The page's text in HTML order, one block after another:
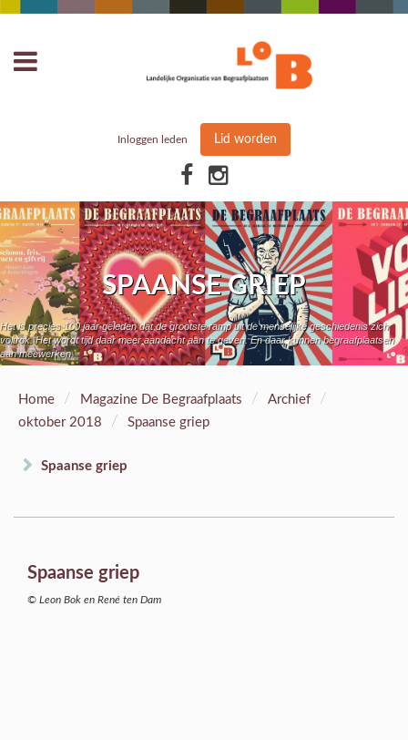
Inloggen leden Lid worden
SPAANSE GRIEP
Het is precies 100 jaar geleden dat de grootste ramp uit de menselijke geschiedenis zich
voltrok. Het wordt tijd daar meer aandacht aan te geven. En daar kunnen begraafplaatsen
aan meewerken.
Home / Magazine De Begraafplaats / Archief /
oktober 2018 / Spaanse griep
Spaanse griep
Spaanse griep
© Leon Bok en René ten Dam